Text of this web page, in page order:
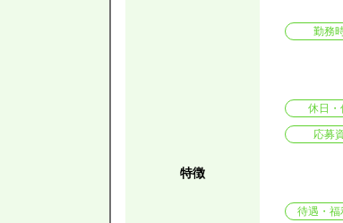
特徴
勤務
休日・
応募
待遇・福